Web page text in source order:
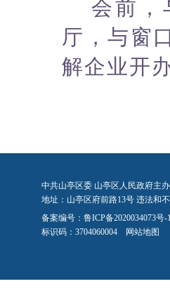
会前，
厅，与窗
解企业开
中共山亭区委 山亭区人民政府主
地址：山亭区府前路13号 违法和
备案编号： 鲁ICP备2020034073号-
标识码：3704060004 网站地图